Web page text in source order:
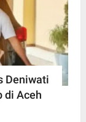
Deniwati
di Aceh